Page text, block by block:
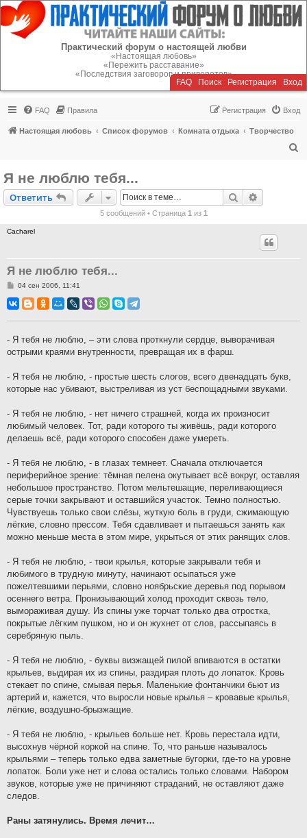
Регистрация
Практический форум о настоящей любви
«Настоящая любовь»
«Пережить расставание»
«Последствия заговоров и приворотов»
FAQ Поиск Регистрация Вход
FAQ Правила Вход
Регистрация
Настоящая любовь Список форумов Комната отдыха
Творчество
Я не люблю тебя...
Ответить
Ответить Поиск
5 сообщений • Страница 1 из 1
Cacharel
Я не люблю тебя...
С
о
б
и
е
04 сен 2006, 11:41
- Я тебя не люблю, – эти слова проткнули сердце, выворачивая
острыми краями внутренности, превращая их в фарш.
- Я тебя не люблю, - простые шесть слогов, всего двенадцать букв,
которые нас убивают, выстреливая из уст беспощадными звуками.
- Я тебя не люблю, - нет ничего страшней, когда их произносит
любимый человек. Тот, ради которого ты живёшь, ради которого
делаешь всё, ради которого способен даже умереть.
- Я тебя не люблю, - в глазах темнеет. Сначала отключается
периферийное зрение: тёмная пелена окутывает всё вокруг, оставляя
небольшое пространство. Потом мельтешащие, переливающиеся
серые точки закрывают и оставшийся участок. Темно полностью.
Чувствуешь только свои слёзы, жуткую боль в груди, сжимающую
лёгкие, словно прессом. Тебя сдавливает и пытаешься занять как
можно меньше места в этом мире, укрыться от этих ранящих слов.
- Я тебя не люблю, - твои крылья, которые закрывали тебя и
любимого в трудную минуту, начинают осыпаться уже
пожелтевшими перьями, словно ноябрьские деревья под порывом
осеннего ветра. Пронизывающий холод проходит сквозь тело,
вымораживая душу. Из спины уже торчат только два отростка,
покрытые лёгким пушком, но и он жухнет от слов, рассыпаясь в
серебряную пыль.
- Я тебя не люблю, - буквы визжащей пилой впиваются в остатки
крыльев, выдирая их из спины, раздирая плоть до лопаток. Кровь
стекает по спине, смывая перья. Маленькие фонтанчики бьют из
артерий и, кажется, что выросли новые крылья – кровавые крылья,
лёгкие, воздушно-брызжащие.
- Я тебя не люблю, - крыльев больше нет. Кровь перестала идти,
высохнув чёрной коркой на спине. То, что раньше называлось
крыльями – теперь только едва заметные бугорки, где-то на уровне
лопаток. Боли уже нет и слова остались только словами. Набором
звуков, которые уже не причиняют страданий, не оставляют даже
следов.
Раны затянулись. Время лечит…